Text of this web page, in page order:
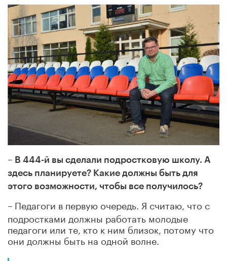
– В 444-й вы сделали подростковую школу. А
здесь планируете? Какие должны быть для
этого возможности, чтобы все получилось?
– Педагоги в первую очередь. Я считаю, что с
подростками должны работать молодые
педагоги или те, кто к ним близок, потому что
они должны быть на одной волне.